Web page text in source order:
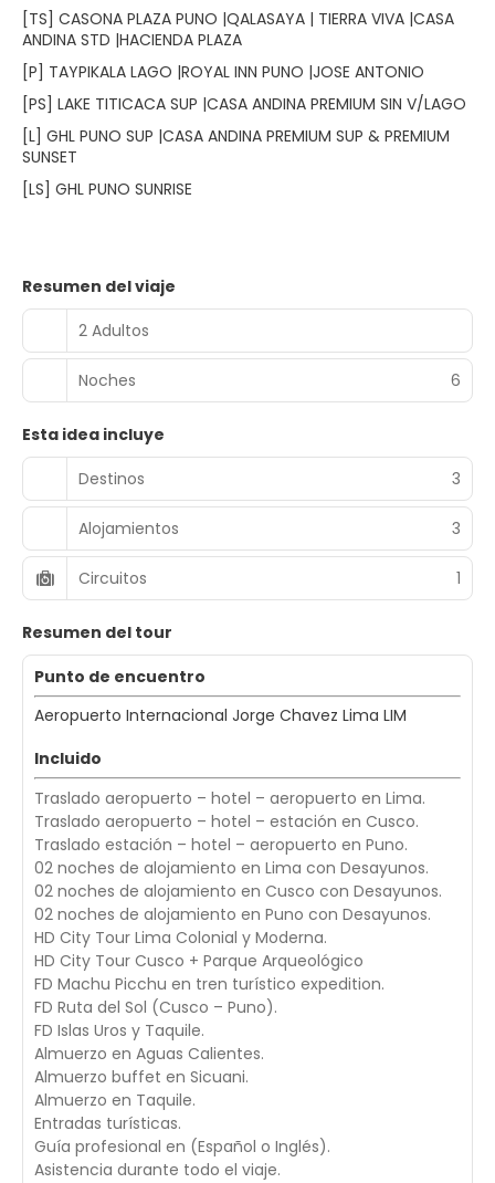
[TS] CASONA PLAZA PUNO |QALASAYA | TIERRA VIVA |CASA
ANDINA STD |HACIENDA PLAZA
[P] TAYPIKALA LAGO |ROYAL INN PUNO |JOSE ANTONIO
[PS] LAKE TITICACA SUP |CASA ANDINA PREMIUM SIN V/LAGO
[L] GHL PUNO SUP |CASA ANDINA PREMIUM SUP & PREMIUM
SUNSET
[LS] GHL PUNO SUNRISE
Resumen del viaje
2 Adultos
Noches 6
Esta idea incluye
Destinos
3
Alojamientos 3
Circuitos 1
Resumen del tour
Punto de encuentro
Aeropuerto Internacional Jorge Chavez Lima LIM
Incluido
Traslado aeropuerto – hotel – aeropuerto en Lima.
Traslado aeropuerto – hotel – estación en Cusco.
Traslado estación – hotel – aeropuerto en Puno.
02 noches de alojamiento en Lima con Desayunos.
02 noches de alojamiento en Cusco con Desayunos.
02 noches de alojamiento en Puno con Desayunos.
HD City Tour Lima Colonial y Moderna.
HD City Tour Cusco + Parque Arqueológico
FD Machu Picchu en tren turístico expedition.
FD Ruta del Sol (Cusco – Puno).
FD Islas Uros y Taquile.
Almuerzo en Aguas Calientes.
Almuerzo buffet en Sicuani.
Almuerzo en Taquile.
Entradas turísticas.
Guía profesional en (Español o Inglés).
Asistencia durante todo el viaje.